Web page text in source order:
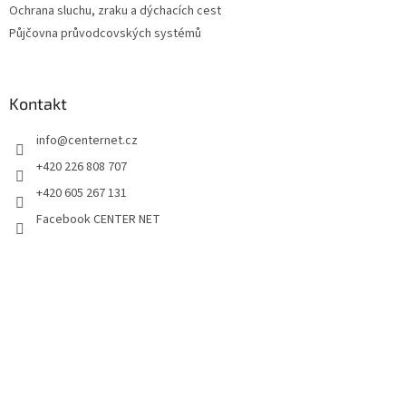
Ochrana sluchu, zraku a dýchacích cest
Půjčovna průvodcovských systémů
Kontakt
info@centernet.cz
+420 226 808 707
+420 605 267 131
Facebook CENTER NET